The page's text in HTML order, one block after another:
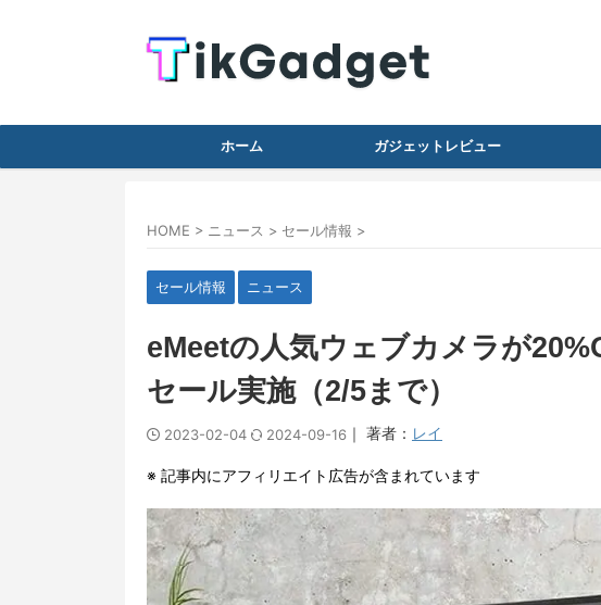
ホーム ガジェットレビュー
HOME > ニュース > セール情報 >
セール情報 ニュース
eMeetの人気ウェブカメラが
セール実施（2/5まで）
2023-02-04 2024-09-16 ｜ 著者： レイ
※ 記事内にアフィリエイト広告が含まれています